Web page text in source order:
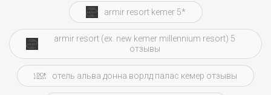
armir resort kemer 5*
armir resort (ex. new kemer millennium resort) 5
отзывы
отель альва донна ворлд палас кемер отзывы